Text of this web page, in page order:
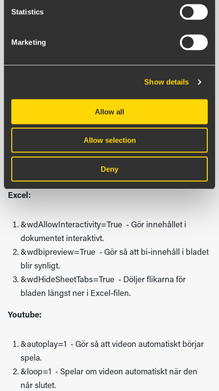
Statistics
Marketing
Show details
Allow all
Allow selection
Deny
gör du genom att lägga till en ändelse i länken du matar
in i komponenten. De ändelser vi känner till är:
Samtliga Microsoft-tjänster:
&action=embedview - krävs för att få länken att
Excel:
&wdAllowInteractivity=True - Gör innehållet i
dokumentet interaktivt.
&wdbipreview=True - Gör så att bi-innehåll i bladet
blir synligt.
&wdHideSheetTabs=True - Döljer flikarna för
bladen längst ner i Excel-filen.
Youtube:
&autoplay=1 - Gör så att videon automatiskt börjar
spela.
&loop=1 - Spelar om videon automatiskt när den
når slutet.